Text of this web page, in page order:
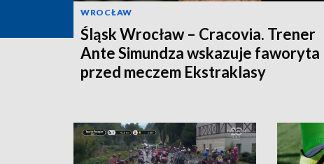
WROCŁAW
Śląsk Wrocław – Cracovia. Trener
Ante Simundza wskazuje faworyta
przed meczem Ekstraklasy